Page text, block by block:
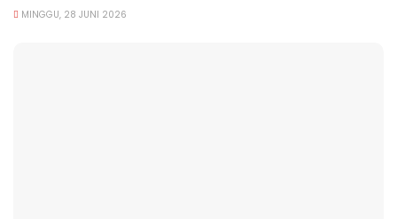
MINGGU, 28 JUNI 2026